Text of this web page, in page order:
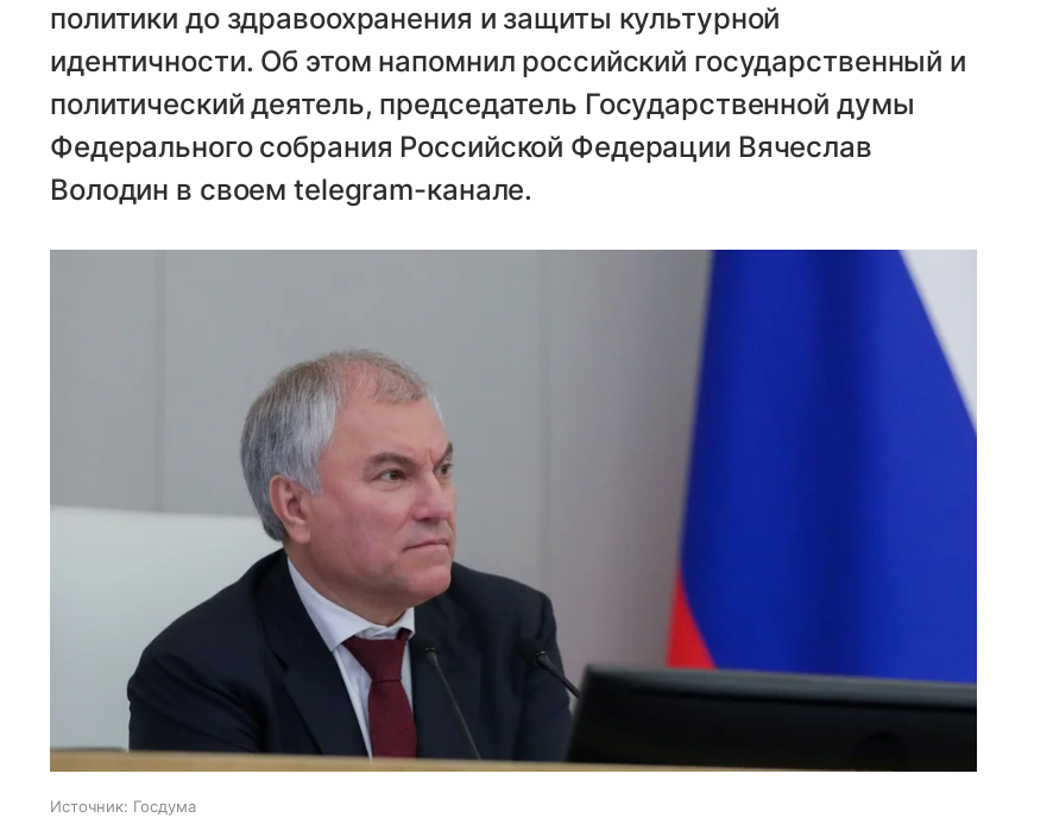
политики до здравоохранения и защиты культурной
идентичности. Об этом напомнил российский государственный и
политический деятель, председатель Государственной думы
Федерального собрания Российской Федерации Вячеслав
Володин в своем telegram-канале.
Источник: Госдума